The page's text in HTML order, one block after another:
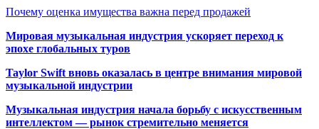
Почему оценка имущества важна перед продажей
Мировая музыкальная индустрия ускоряет переход к
эпохе глобальных туров
Taylor Swift вновь оказалась в центре внимания мировой
музыкальной индустрии
Музыкальная индустрия начала борьбу с искусственным
интеллектом — рынок стремительно меняется